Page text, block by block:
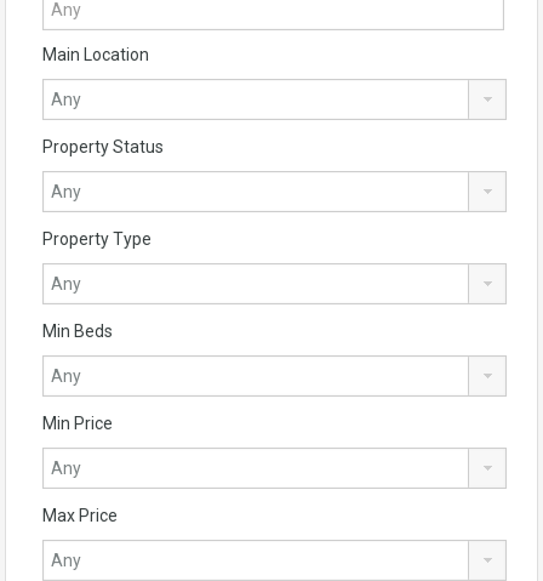
Main Location
Property Status
Property Type
Min Beds
Min Price
Max Price